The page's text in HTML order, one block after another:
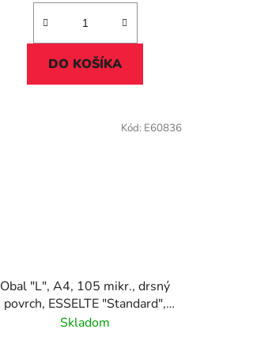
DO KOŠÍKA
Obal "L", A4, 105 mikr., drsný
povrch, ESSELTE "Standard",
žltý
Skladom
Kód: E60836